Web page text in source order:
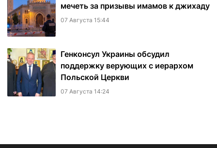
мечеть за призывы имамов к джихаду
07 Августа 15:44
Генконсул Украины обсудил
поддержку верующих с иерархом
Польской Церкви
07 Августа 14:24